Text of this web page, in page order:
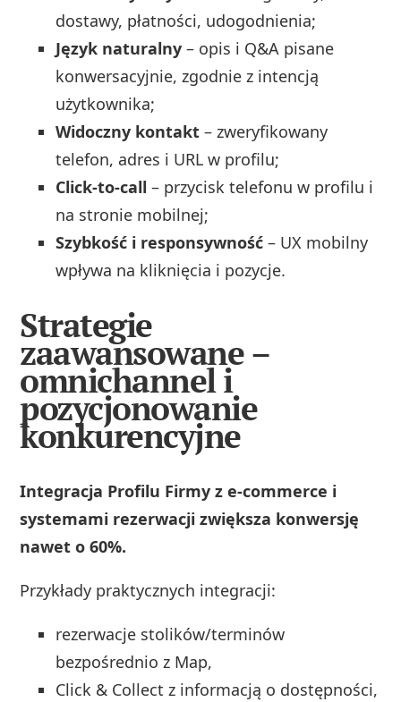
dostawy, płatności, udogodnienia;
Język naturalny – opis i Q&A pisane
konwersacyjnie, zgodnie z intencją
użytkownika;
Widoczny kontakt – zweryfikowany
telefon, adres i URL w profilu;
Click‑to‑call – przycisk telefonu w profilu i
na stronie mobilnej;
Szybkość i responsywność – UX mobilny
wpływa na kliknięcia i pozycje.
Strategie
zaawansowane –
omnichannel i
pozycjonowanie
konkurencyjne
Integracja Profilu Firmy z e‑commerce i
systemami rezerwacji zwiększa konwersję
nawet o 60%.
Przykłady praktycznych integracji:
rezerwacje stolików/terminów
bezpośrednio z Map,
Click & Collect z informacją o dostępności,